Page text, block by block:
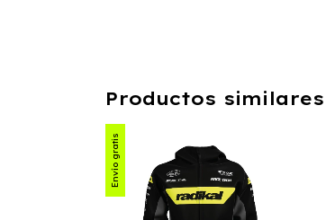
Productos similares
Envío gratis